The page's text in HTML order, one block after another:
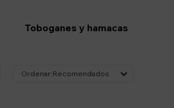
Toboganes y hamacas
Recomendados